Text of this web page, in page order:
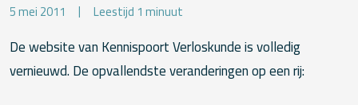
5 mei 2011 Leestijd 1 minuut
De website van Kennispoort Verloskunde is volledig
vernieuwd. De opvallendste veranderingen op een rij: